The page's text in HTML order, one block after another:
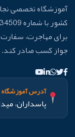
آموزشگاه تخصصی
برای مهاجرت،
جواز کسب صادر کند.
آدرس آموزشگاه
پاسداران،